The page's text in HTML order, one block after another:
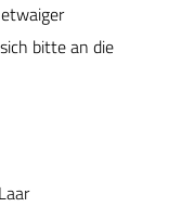
bitte an die